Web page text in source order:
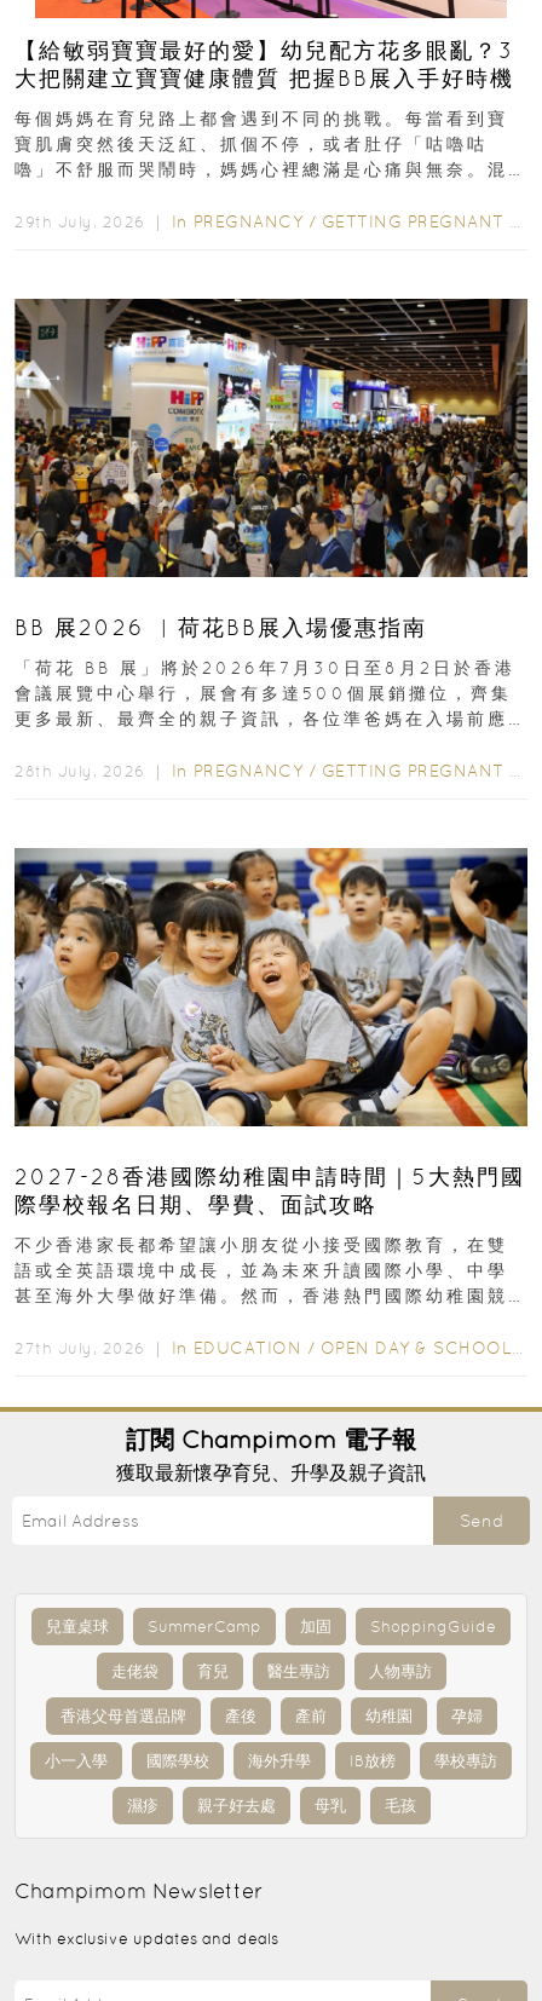
【給敏弱寶寶最好的愛】幼兒配方花多眼亂？3
大把關建立寶寶健康體質 把握BB展入手好時機
每個媽媽在育兒路上都會遇到不同的挑戰。每當看到寶
寶肌膚突然後天泛紅、抓個不停，或者肚仔「咕嚕咕
嚕」不舒服而哭鬧時，媽媽心裡總滿是心痛與無奈。混
29th July, 2026 ｜ In PREGNANCY / GETTING PREGNANT
BB 展2026 ︳荷花BB展入場優惠指南
「荷花 BB 展」將於2026年7月30日至8月2日於香港
會議展覽中心舉行，展會有多達500個展銷攤位，齊集
更多最新、最齊全的親子資訊，各位準爸媽在入場前應
28th July, 2026 ｜ In PREGNANCY / GETTING PREGNANT
2027-28香港國際幼稚園申請時間｜5大熱門國
際學校報名日期、學費、面試攻略
不少香港家長都希望讓小朋友從小接受國際教育，在雙
語或全英語環境中成長，並為未來升讀國際小學、中學
甚至海外大學做好準備。然而，香港熱門國際幼稚園競
27th July, 2026 ｜ In EDUCATION / OPEN DAY & SCHOOL EVENTS
訂閱 Champimom 電子報
獲取最新懷孕育兒、升學及親子資訊
Send
兒童桌球 SummerCamp 加固 ShoppingGuide
走佬袋 育兒 醫生專訪 人物專訪
香港父母首選品牌 產後 產前 幼稚園 孕婦
小一入學 國際學校 海外升學 IB放榜 學校專訪
濕疹 親子好去處 母乳 毛孩
Champimom Newsletter
With exclusive updates and deals